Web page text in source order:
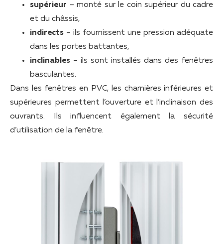
supérieur – monté sur le coin supérieur du cadre
et du châssis,
indirects – ils fournissent une pression adéquate
dans les portes battantes,
inclinables – ils sont installés dans des fenêtres
basculantes.
Dans les fenêtres en PVC, les charnières inférieures et
supérieures permettent l’ouverture et l’inclinaison des
ouvrants. Ils influencent également la sécurité
d’utilisation de la fenêtre.